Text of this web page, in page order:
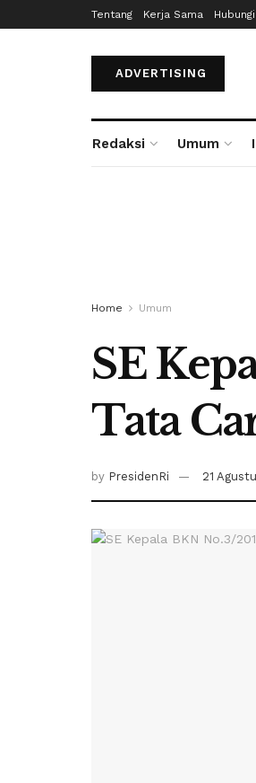
Tentang Kerja Sama
ADVERTISING
Redaksi Umum
Home Umum
SE
Tata
by PresidenRi 21